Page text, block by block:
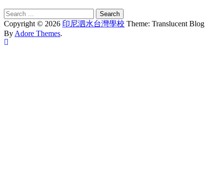
Search
for:
Copyright © 2026 印尼泗水台灣學校 Theme: Translucent Blog
By Adore Themes.